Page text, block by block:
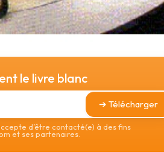
le livre blanc
➔ Télécharger
d’être contacté(e) à des fins
et ses partenaires.